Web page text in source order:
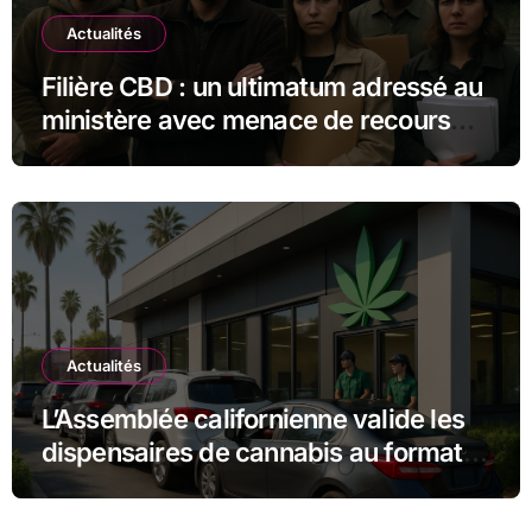
Actualités
Filière CBD : un ultimatum adressé au
ministère avec menace de recours
judiciaire
Actualités
L’Assemblée californienne valide les
dispensaires de cannabis au format «
drive-in » pour un accès facilité